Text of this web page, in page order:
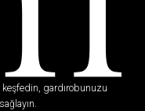
keşfedin, gardırobunuzu